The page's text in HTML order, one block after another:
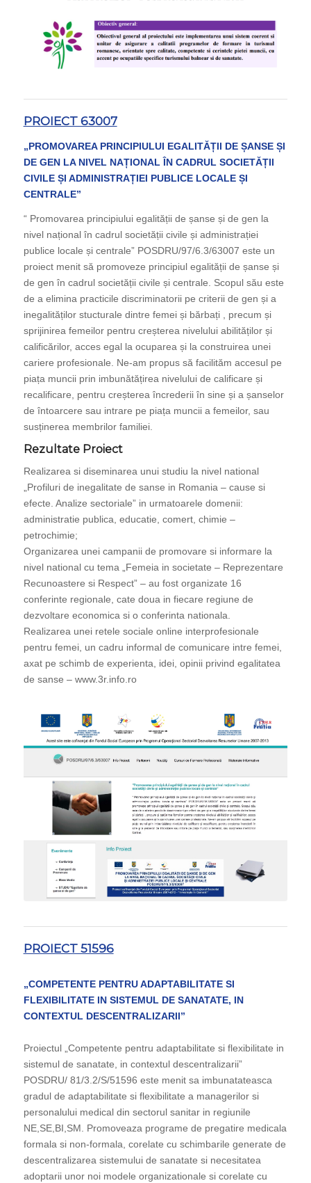
PROIECT 63007
„PROMOVAREA PRINCIPIULUI EGALITĂȚII DE ȘANSE ȘI
DE GEN LA NIVEL NAȚIONAL ÎN CADRUL SOCIETĂȚII
CIVILE ȘI ADMINISTRAȚIEI PUBLICE LOCALE ȘI
CENTRALE”
“ Promovarea principiului egalității de șanse și de gen la
nivel național în cadrul societății civile și administrației
publice locale și centrale” POSDRU/97/6.3/63007 este un
proiect menit să promoveze principiul egalității de șanse și
de gen în cadrul societății civile și centrale. Scopul său este
de a elimina practicile discriminatorii pe criterii de gen și a
inegalităților stucturale dintre femei și bărbați , precum și
sprijinirea femeilor pentru creșterea nivelului abilităților și
calificărilor, acces egal la ocuparea și la construirea unei
cariere profesionale. Ne-am propus să facilităm accesul pe
piața muncii prin imbunătățirea nivelului de calificare și
recalificare, pentru creșterea încrederii în sine și a șanselor
de întoarcere sau intrare pe piața muncii a femeilor, sau
susținerea membrilor familiei.
Rezultate Proiect
Realizarea si diseminarea unui studiu la nivel national
„Profiluri de inegalitate de sanse in Romania – cause si
efecte. Analize sectoriale” in urmatoarele domenii:
administratie publica, educatie, comert, chimie –
petrochimie;
Organizarea unei campanii de promovare si informare la
nivel national cu tema „Femeia in societate – Reprezentare
Recunoastere si Respect” – au fost organizate 16
conferinte regionale, cate doua in fiecare regiune de
dezvoltare economica si o conferinta nationala.
Realizarea unei retele sociale online interprofesionale
pentru femei, un cadru informal de comunicare intre femei,
axat pe schimb de experienta, idei, opinii privind egalitatea
de sanse – www.3r.info.ro
PROIECT 51596
„COMPETENTE PENTRU ADAPTABILITATE SI
FLEXIBILITATE IN SISTEMUL DE SANATATE, IN
CONTEXTUL DESCENTRALIZARII”
Proiectul „Competente pentru adaptabilitate si flexibilitate in
sistemul de sanatate, in contextul descentralizarii”
POSDRU/ 81/3.2/S/51596 este menit sa imbunatateasca
gradul de adaptabilitate si flexibilitate a managerilor si
personalului medical din sectorul sanitar in regiunile
NE,SE,BI,SM. Promoveaza programe de pregatire medicala
formala si non-formala, corelate cu schimbarile generate de
descentralizarea sistemului de sanatate si necesitatea
adoptarii unor noi modele organizationale si corelate cu